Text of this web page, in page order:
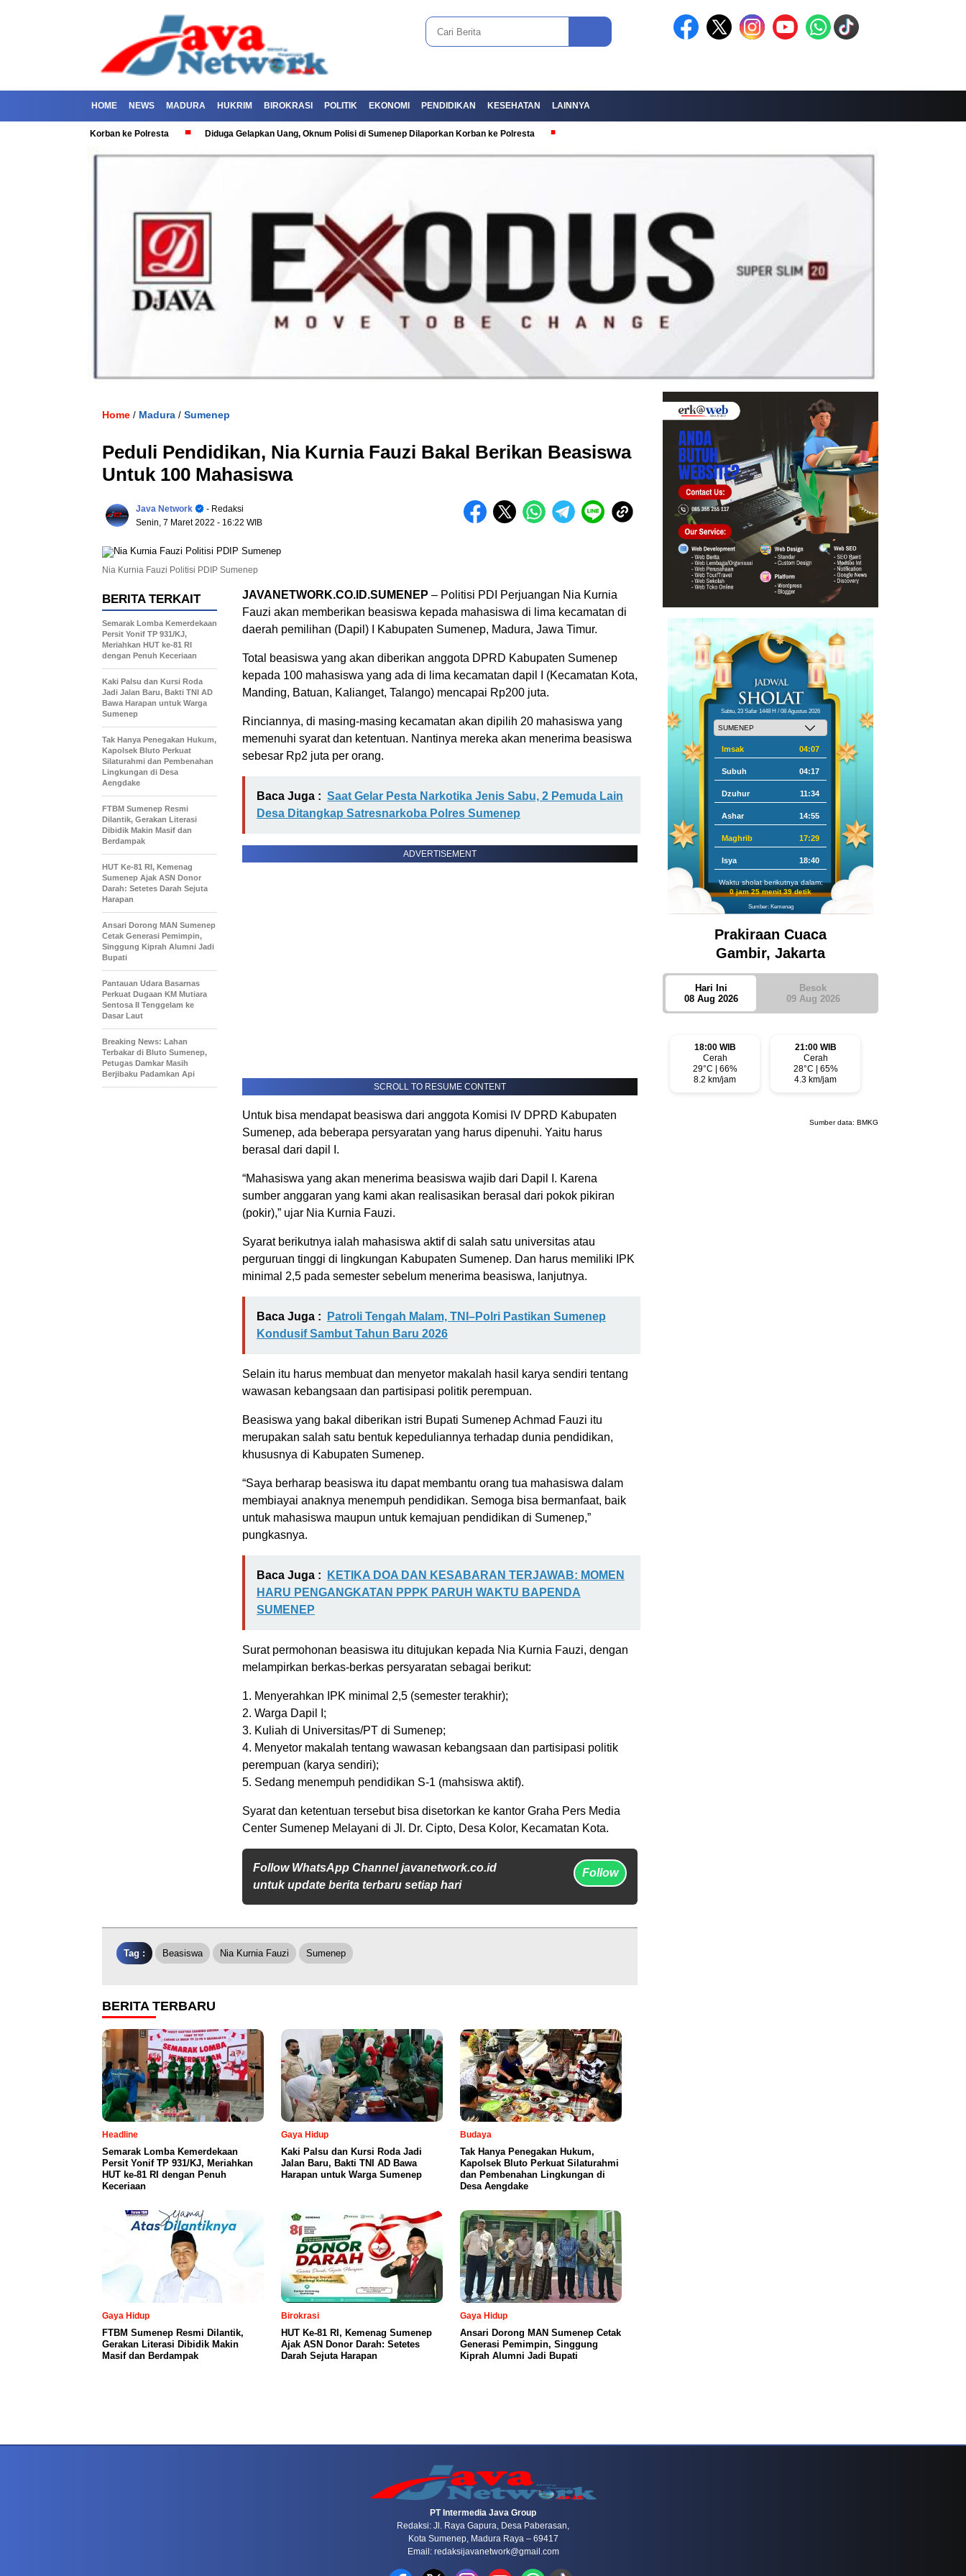
HOME NEWS MADURA HUKRIM BIROKRASI POLITIK EKONOMI PENDIDIKAN KESEHATAN LAINNYA
Korban ke Polresta Diduga Gelapkan Uang, Oknum Polisi di Sumenep Dilaporkan Korban ke Polresta
Home / Madura / Sumenep
Peduli Pendidikan, Nia Kurnia Fauzi Bakal Berikan Beasiswa
Untuk 100 Mahasiswa
Java Network
- Redaksi
Senin, 7 Maret 2022 - 16:22 WIB
Nia Kurnia Fauzi Politisi PDIP Sumenep
JAVANETWORK.CO.ID.SUMENEP – Politisi PDI Perjuangan Nia Kurnia
Fauzi akan memberikan beasiswa kepada mahasiswa di lima kecamatan di
daerah pemilihan (Dapil) I Kabupaten Sumenep, Madura, Jawa Timur.
Total beasiswa yang akan diberikan anggota DPRD Kabupaten Sumenep
kepada 100 mahasiswa yang ada di lima kecamatan dapil I (Kecamatan Kota,
Manding, Batuan, Kalianget, Talango) mencapai Rp200 juta.
Rinciannya, di masing-masing kecamatan akan dipilih 20 mahasiswa yang
memenuhi syarat dan ketentuan. Nantinya mereka akan menerima beasiswa
sebesar Rp2 juta per orang.
Baca Juga : Saat Gelar Pesta Narkotika Jenis Sabu, 2 Pemuda Lain
Desa Ditangkap Satresnarkoba Polres Sumenep
ADVERTISEMENT
SCROLL TO RESUME CONTENT
Untuk bisa mendapat beasiswa dari anggota Komisi IV DPRD Kabupaten
Sumenep, ada beberapa persyaratan yang harus dipenuhi. Yaitu harus
berasal dari dapil I.
“Mahasiswa yang akan menerima beasiswa wajib dari Dapil I. Karena
sumber anggaran yang kami akan realisasikan berasal dari pokok pikiran
(pokir),” ujar Nia Kurnia Fauzi.
Syarat berikutnya ialah mahasiswa aktif di salah satu universitas atau
perguruan tinggi di lingkungan Kabupaten Sumenep. Dan harus memiliki IPK
minimal 2,5 pada semester sebelum menerima beasiswa, lanjutnya.
Baca Juga :
Patroli Tengah Malam, TNI–Polri Pastikan Sumenep
Kondusif Sambut Tahun Baru 2026
Selain itu harus membuat dan menyetor makalah hasil karya sendiri tentang
wawasan kebangsaan dan partisipasi politik perempuan.
Beasiswa yang bakal diberikan istri Bupati Sumenep Achmad Fauzi itu
merupakan salah satu bentuk kepeduliannya terhadap dunia pendidikan,
khususnya di Kabupaten Sumenep.
“Saya berharap beasiswa itu dapat membantu orang tua mahasiswa dalam
membiayai anaknya menempuh pendidikan. Semoga bisa bermanfaat, baik
untuk mahasiswa maupun untuk kemajuan pendidikan di Sumenep,”
pungkasnya.
Baca Juga :
KETIKA DOA DAN KESABARAN TERJAWAB: MOMEN
HARU PENGANGKATAN PPPK PARUH WAKTU BAPENDA
SUMENEP
Surat permohonan beasiswa itu ditujukan kepada Nia Kurnia Fauzi, dengan
melampirkan berkas-berkas persyaratan sebagai berikut:
1. Menyerahkan IPK minimal 2,5 (semester terakhir);
2. Warga Dapil I;
3. Kuliah di Universitas/PT di Sumenep;
4. Menyetor makalah tentang wawasan kebangsaan dan partisipasi politik
perempuan (karya sendiri);
5. Sedang menempuh pendidikan S-1 (mahsiswa aktif).
Syarat dan ketentuan tersebut bisa disetorkan ke kantor Graha Pers Media
Center Sumenep Melayani di Jl. Dr. Cipto, Desa Kolor, Kecamatan Kota.
Follow WhatsApp Channel javanetwork.co.id
untuk update berita terbaru setiap hari
Follow
BERITA TERKAIT
Semarak Lomba Kemerdekaan
Persit Yonif TP 931/KJ,
Meriahkan HUT ke-81 RI
dengan Penuh Keceriaan
Kaki Palsu dan Kursi Roda
Jadi Jalan Baru, Bakti TNI AD
Bawa Harapan untuk Warga
Sumenep
Tak Hanya Penegakan Hukum,
Kapolsek Bluto Perkuat
Silaturahmi dan Pembenahan
Lingkungan di Desa
Aengdake
FTBM Sumenep Resmi
Dilantik, Gerakan Literasi
Dibidik Makin Masif dan
Berdampak
HUT Ke-81 RI, Kemenag
Sumenep Ajak ASN Donor
Darah: Setetes Darah Sejuta
Harapan
Ansari Dorong MAN Sumenep
Cetak Generasi Pemimpin,
Singgung Kiprah Alumni Jadi
Bupati
Pantauan Udara Basarnas
Perkuat Dugaan KM Mutiara
Sentosa II Tenggelam ke
Dasar Laut
Breaking News: Lahan
Terbakar di Bluto Sumenep,
Petugas Damkar Masih
Berjibaku Padamkan Api
Tag : Beasiswa Nia Kurnia Fauzi Sumenep
BERITA TERBARU
Headline
Semarak Lomba Kemerdekaan
Persit Yonif TP 931/KJ, Meriahkan
HUT ke-81 RI dengan Penuh
Keceriaan
Gaya Hidup
Kaki Palsu dan Kursi Roda Jadi
Jalan Baru, Bakti TNI AD Bawa
Harapan untuk Warga Sumenep
Budaya
Tak Hanya Penegakan Hukum,
Kapolsek Bluto Perkuat Silaturahmi
dan Pembenahan Lingkungan di
Desa Aengdake
Gaya Hidup
FTBM Sumenep Resmi Dilantik,
Gerakan Literasi Dibidik Makin
Masif dan Berdampak
Birokrasi
HUT Ke-81 RI, Kemenag Sumenep
Ajak ASN Donor Darah: Setetes
Darah Sejuta Harapan
Gaya Hidup
Ansari Dorong MAN Sumenep Cetak
Generasi Pemimpin, Singgung
Kiprah Alumni Jadi Bupati
Sabtu, 23 Safar 1448 H / 08 Agustus 2026
Imsak 04:07
Subuh 04:17
Dzuhur 11:34
Ashar 14:55
Maghrib 17:29
Isya 18:40
Waktu sholat berikutnya dalam:
0 jam 25 menit 38 detik
Sumber: Kemenag
Prakiraan Cuaca
Gambir, Jakarta
Hari Ini
08 Aug 2026
Besok
09 Aug 2026
18:00 WIB
Cerah
29°C | 66%
8.2 km/jam
21:00 WIB
Cerah
28°C | 65%
4.3 km/jam
Sumber data: BMKG
PT Intermedia Java Group
Redaksi: Jl. Raya Gapura, Desa Paberasan,
Kota Sumenep, Madura Raya – 69417
Email: redaksijavanetwork@gmail.com